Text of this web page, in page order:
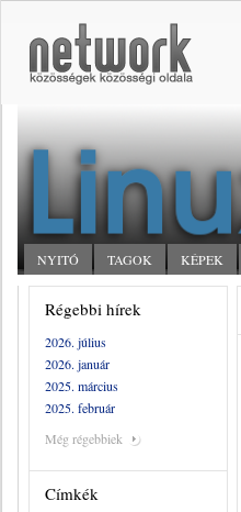
NYITÓ TAGOK KÉPEK
Régebbi hírek
2026. július
2026. január
2025. március
2025. február
Még régebbiek
Címkék